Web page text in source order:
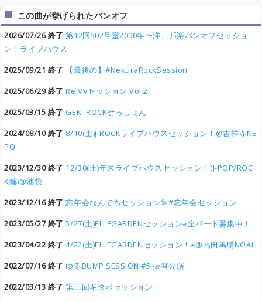
この曲が挙げられたバンオフ
2026/07/26 終了 第12回502号室2000年〜洋、邦楽バンオフセッショ
ン！ライブハウス
2025/09/21 終了
【最後の】#NekuraRockSession
2025/06/29 終了 Re:VVセッション Vol.2
2025/03/15 終了 GEKI-ROCKせっしょん
2024/08/10 終了 8/10(土)J-ROCKライブハウスセッション！@吉祥寺NE
PO
2023/12/30 終了 12/30(土)年末ライブハウスセッション！(J-POP/ROC
K編)@池袋
2023/12/16 終了 忘年会なんでもセッション🪿#忘年会セッション
2023/05/27 終了 5/27(土)ELLEGARDENセッション※全パート募集中！
2023/04/22 終了 4/22(土)ELLEGARDENセッション！※@高田馬場NOAH
2022/07/16 終了 ゆるBUMP SESSION #5 振替公演
2022/03/13 終了 第三回ギタボセッション